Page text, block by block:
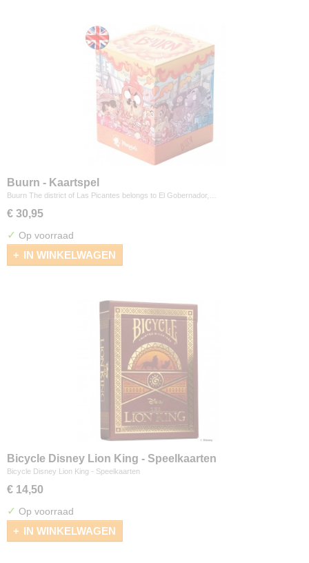
Buurn - Kaartspel
Buurn The district of Las Picantes belongs to El Gobernador,…
€ 30,95
✓ Op voorraad
IN WINKELWAGEN
Bicycle Disney Lion King - Speelkaarten
Bicycle Disney Lion King - Speelkaarten
€ 14,50
✓ Op voorraad
IN WINKELWAGEN